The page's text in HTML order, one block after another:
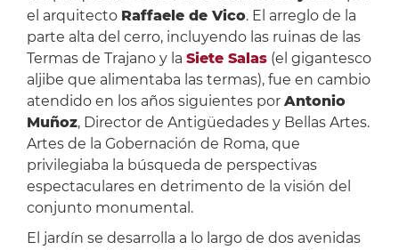
el arquitecto Raffaele de Vico. El arreglo de la
parte alta del cerro, incluyendo las ruinas de las
Termas de Trajano y la Siete Salas(el gigantesco
aljibe que alimentaba las termas), fue en cambio
atendido en los años siguientes por Antonio
Muñoz, Director de Antigüedades y Bellas Artes.
Artes de la Gobernación de Roma, que
privilegiaba la búsqueda de perspectivas
espectaculares en detrimento de la visión del
conjunto monumental.
El jardín se desarrolla a lo largo de dos avenidas